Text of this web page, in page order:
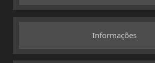
Informações